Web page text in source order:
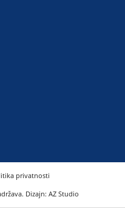
privatnosti
Dizajn: AZ Studio